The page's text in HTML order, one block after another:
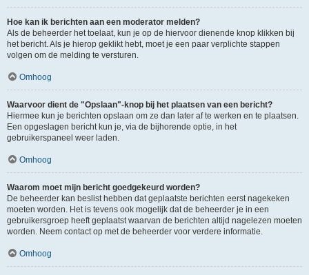
Hoe kan ik berichten aan een moderator melden?
Als de beheerder het toelaat, kun je op de hiervoor dienende knop klikken bij
het bericht. Als je hierop geklikt hebt, moet je een paar verplichte stappen
volgen om de melding te versturen.
Omhoog
Waarvoor dient de "Opslaan"-knop bij het plaatsen van een bericht?
Hiermee kun je berichten opslaan om ze dan later af te werken en te plaatsen.
Een opgeslagen bericht kun je, via de bijhorende optie, in het
gebruikerspaneel weer laden.
Omhoog
Waarom moet mijn bericht goedgekeurd worden?
De beheerder kan beslist hebben dat geplaatste berichten eerst nagekeken
moeten worden. Het is tevens ook mogelijk dat de beheerder je in een
gebruikersgroep heeft geplaatst waarvan de berichten altijd nagelezen moeten
worden. Neem contact op met de beheerder voor verdere informatie.
Omhoog